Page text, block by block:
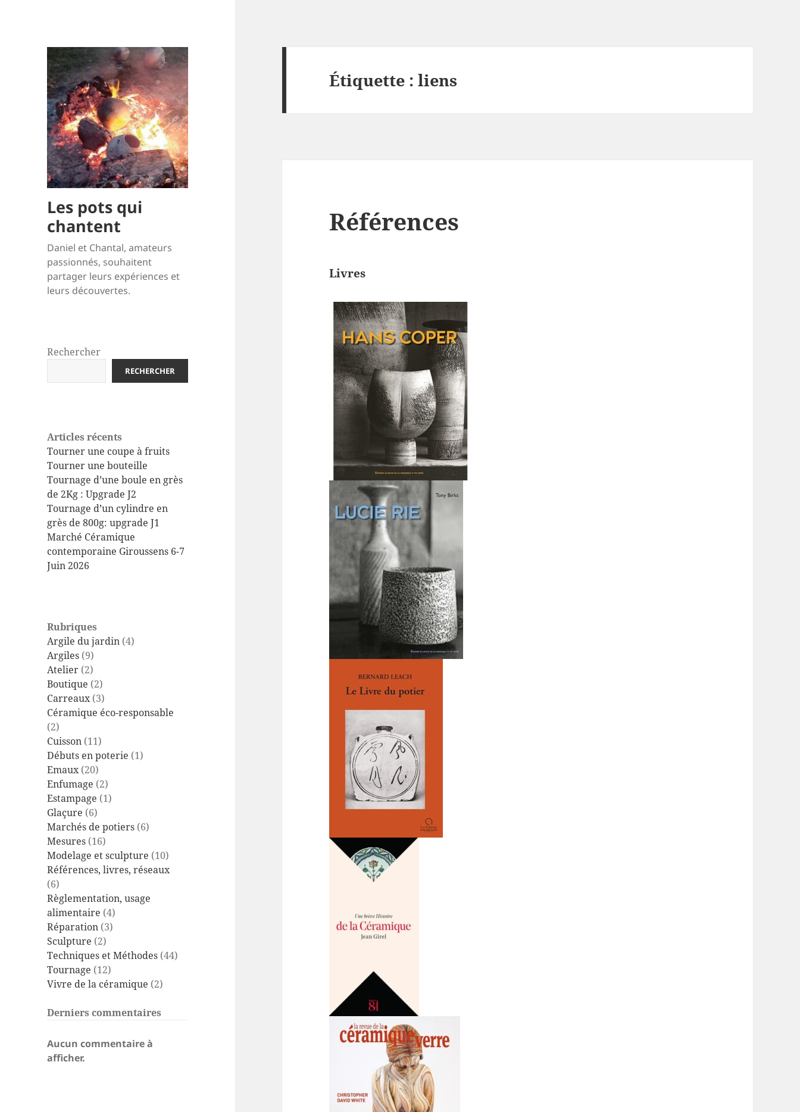
Les pots qui
chantent
Daniel et Chantal, amateurs
passionnés, souhaitent
partager leurs expériences et
leurs découvertes.
Rechercher
RECHERCHER
Articles récents
Tourner une coupe à fruits
Tourner une bouteille
Tournage d’une boule en grès
de 2Kg : Upgrade J2
Tournage d’un cylindre en
grès de 800g: upgrade J1
Marché Céramique
contemporaine Giroussens 6-7
Juin 2026
Rubriques
Argile du jardin (4)
Argiles (9)
Atelier (2)
Boutique (2)
Carreaux(3)
Céramique éco-responsable
(2)
Cuisson (11)
Débuts en poterie (1)
Emaux(20)
Enfumage (2)
Estampage (1)
Glaçure (6)
Marchés de potiers (6)
Mesures (16)
Modelage et sculpture (10)
Références, livres, réseaux
(6)
Règlementation, usage
alimentaire (4)
Réparation (3)
Sculpture (2)
Techniques et Méthodes (44)
Tournage (12)
Vivre de la céramique (2)
Derniers commentaires
Aucun commentaire à
afficher.
Étiquette :liens
Références
Livres